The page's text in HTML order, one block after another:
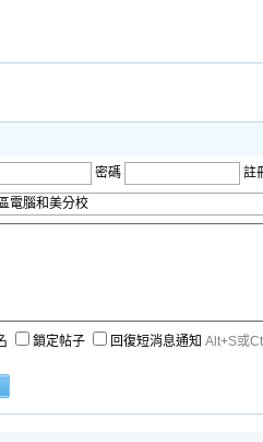
密碼
註
鎖定帖子 回復短消息通知 Alt+S或